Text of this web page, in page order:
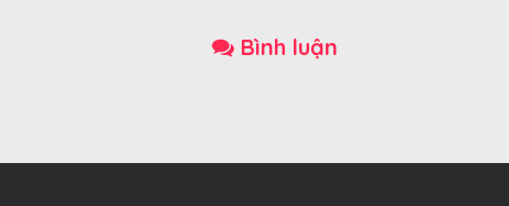
Bình luận